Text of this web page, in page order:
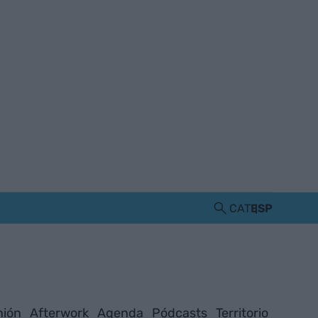
CATESP
Afterwork Agenda Pódcasts Territorio